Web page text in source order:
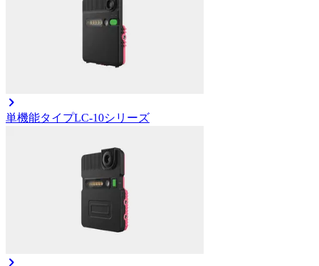
単機能タイプLC-10シリーズ